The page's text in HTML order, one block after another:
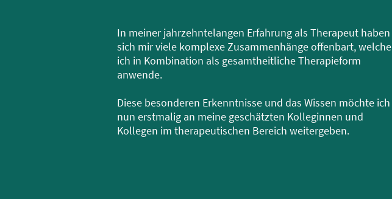
In meiner jahrzehntelangen Erfahrung als Therapeut haben
sich mir viele komplexe Zusammenhänge offenbart, welche
ich in Kombination als gesamtheitliche Therapieform
anwende.
Diese besonderen Erkenntnisse und das Wissen möchte ich
nun erstmalig an meine geschätzten Kolleginnen und
Kollegen im therapeutischen Bereich weitergeben.